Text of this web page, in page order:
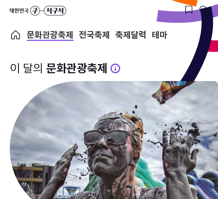
문화관광축제 전국축제 축제달력 테마
이 달의 문화관광축제